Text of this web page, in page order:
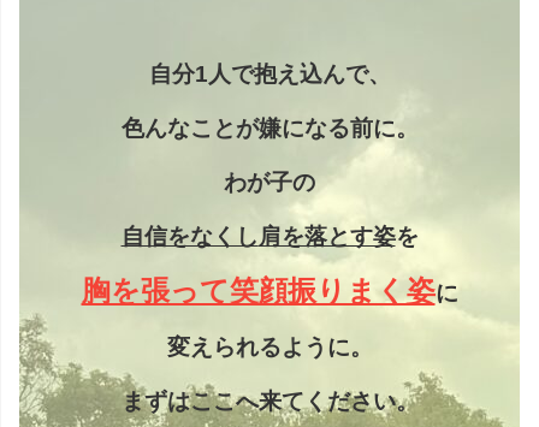
自分1人で抱え込んで、
色んなことが嫌になる前に。
わが子の
自信をなくし肩を落とす姿を
胸を張って笑顔振りまく姿に
変えられるように。
まずはここへ来てください。